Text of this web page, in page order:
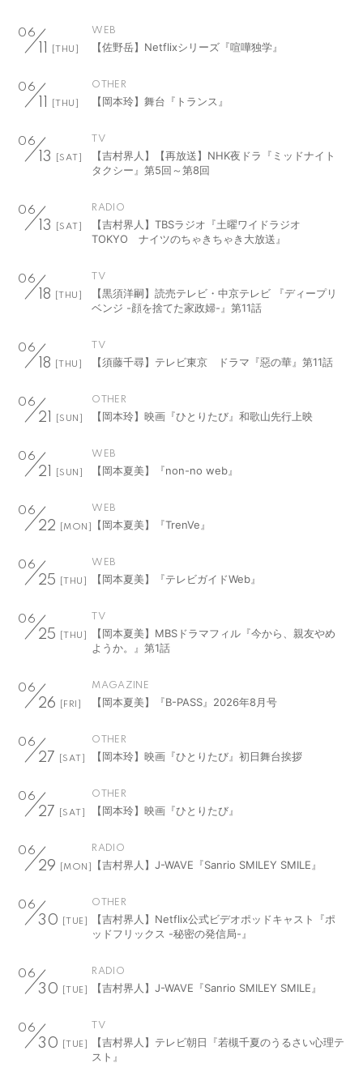
06
[THU]
WEB
【佐野岳】Netflixシリーズ『喧嘩独学』
06
[THU]
OTHER
【岡本玲】舞台『トランス』
06
13 [SAT]
TV
【吉村界人】【再放送】NHK夜ドラ『ミッドナイト
タクシー』第5回～第8回
06
13 [SAT]
RADIO
【吉村界人】TBSラジオ『土曜ワイドラジオ
TOKYO ナイツのちゃきちゃき大放送』
06
18 [THU]
TV
【黒須洋嗣】読売テレビ・中京テレビ 『ディープリ
ベンジ -顔を捨てた家政婦-』第11話
06
18 [THU]
TV
【須藤千尋】テレビ東京 ドラマ『惡の華』第11話
06
21 [SUN]
OTHER
【岡本玲】映画『ひとりたび』和歌山先行上映
06
21 [SUN]
WEB
【岡本夏美】『non-no web』
06
22 [MON]
WEB
【岡本夏美】『TrenVe』
06
25 [THU]
WEB
【岡本夏美】『テレビガイドWeb』
06
25 [THU]
TV
【岡本夏美】MBSドラマフィル『今から、親友やめ
ようか。』第1話
06
26 [FRI]
MAGAZINE
【岡本夏美】『B-PASS』2026年8月号
06
27 [SAT]
OTHER
【岡本玲】映画『ひとりたび』初日舞台挨拶
06
27 [SAT]
OTHER
【岡本玲】映画『ひとりたび』
06
29 [MON]
RADIO
【吉村界人】J-WAVE『Sanrio SMILEY SMILE』
06
30 [TUE]
OTHER
【吉村界人】Netflix公式ビデオポッドキャスト『ポ
ッドフリックス -秘密の発信局-』
06
30 [TUE]
RADIO
【吉村界人】J-WAVE『Sanrio SMILEY SMILE』
06
30 [TUE]
TV
【吉村界人】テレビ朝日『若槻千夏のうるさい心理テ
スト』